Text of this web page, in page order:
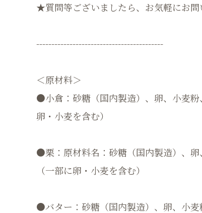
★質問等ございましたら、お気軽にお問
------------------------------------------
＜原材料＞
●小倉：砂糖（国内製造）、卵、小麦
卵・小麦を含む）
●栗：原材料名：砂糖（国内製造）、卵
（⼀部に卵・小麦を含む）
●バター：砂糖（国内製造）、卵、小麦